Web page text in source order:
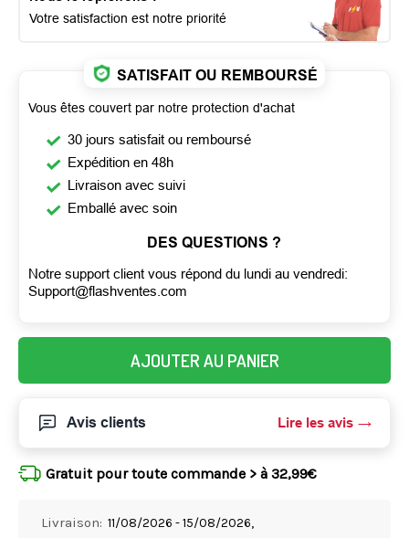
Votre satisfaction est notre priorité
SATISFAIT OU REMBOURSÉ
Vous êtes couvert par notre protection d'achat
30 jours satisfait ou remboursé
Expédition en 48h
Livraison avec suivi
Emballé avec soin
DES QUESTIONS ?
Notre support client vous répond du lundi au vendredi:
Support@flashventes.com
AJOUTER AU PANIER
Avis clients Lire les avis
Gratuit pour toute commande > à 32,99€
Livraison: 11/08/2026 - 15/08/2026,